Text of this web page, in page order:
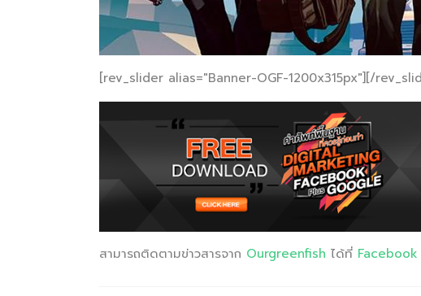
[rev_slider alias="Banner-OGF-1200x315px"][/
สามารถติดตามข่าวสารจาก Ourgreenfish ได้ที่ Facebook